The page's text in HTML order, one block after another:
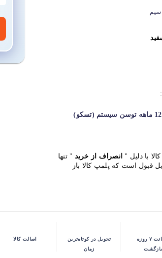
سیم
با دلیل " انصراف از خرید " تنها
قبول است که پلمپ کالا باز
ضمانت ۷ روزه
بازگشت
تحویل در کوتاه‌ترین
زمان
اصالت کالا